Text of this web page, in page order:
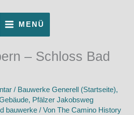
MENÜ
– Schloss Bad
/ Bauwerke Generell (Startseite),
, Pfälzer Jakobsweg
bauwerke / Von The Camino History